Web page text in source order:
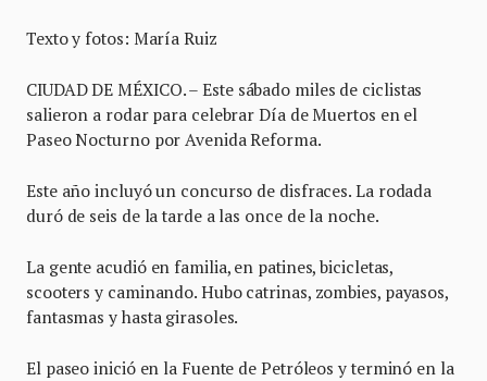
Texto y fotos: María Ruiz
CIUDAD DE MÉXICO. – Este sábado miles de ciclistas
salieron a rodar para celebrar Día de Muertos en el
Paseo Nocturno por Avenida Reforma.
Este año incluyó un concurso de disfraces. La rodada
duró de seis de la tarde a las once de la noche.
La gente acudió en familia, en patines, bicicletas,
scooters y caminando. Hubo catrinas, zombies, payasos,
fantasmas y hasta girasoles.
El paseo inició en la Fuente de Petróleos y terminó en la